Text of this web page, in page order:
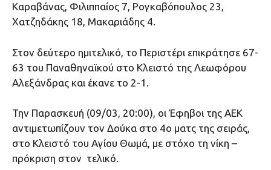
Καραβάνας, Φιλιππαίος 7, Ρογκαβόπουλος 23,
Χατζηδάκης 18, Μακαριάδης 4.
Στον δεύτερο ημιτελικό, το Περιστέρι επικράτησε 67-
63 του Παναθηναϊκού στο Κλειστό της Λεωφόρου
Αλεξάνδρας και έκανε το 2-1.
Την Παρασκευή (09/03, 20:00), οι Έφηβοι της ΑΕΚ
αντιμετωπίζουν τον Δούκα στο 4ο ματς της σειράς,
στο Κλειστό του Αγίου Θωμά, με στόχο τη νίκη –
πρόκριση στον τελικό.